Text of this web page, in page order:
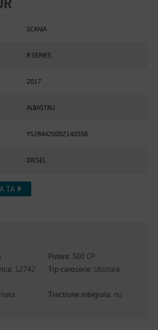
SCANIA
R SERIES
2017
ALBASTRU
YS2R4X20002140558
DIESEL
TA
Putere: 500 CP
12742
Tip caroserie: Utilitara
Tractiune integrala: nu